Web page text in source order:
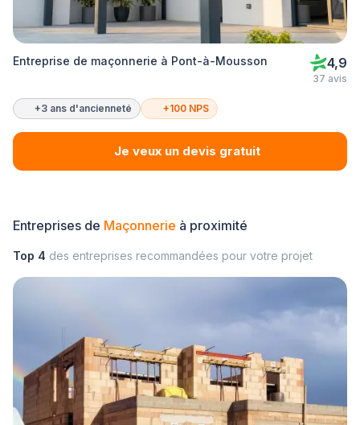
Entreprise de maçonnerie à Pont-à-Mousson 4,9
37 avis
+3 ans d'ancienneté +100 NPS
Je veux un devis gratuit
Entreprises de Maçonnerie à proximité
Top 4 des entreprises recommandées pour votre projet